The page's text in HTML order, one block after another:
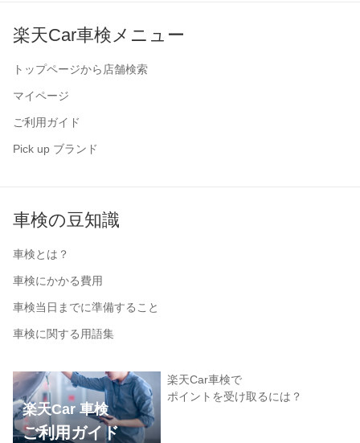
楽天Car車検メニュー
トップページから店舗検索
マイページ
ご利用ガイド
Pick up ブランド
車検の豆知識
車検とは？
車検にかかる費用
車検当日までに準備すること
車検に関する用語集
楽天Car 車検
ご利用ガイド
楽天Car車検で
ポイントを受け取るには？